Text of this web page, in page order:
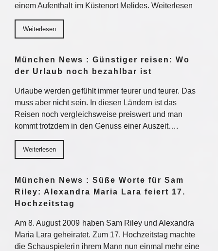
einem Aufenthalt im Küstenort Melides. Weiterlesen
Weiterlesen
München News : Günstiger reisen: Wo
der Urlaub noch bezahlbar ist
Urlaube werden gefühlt immer teurer und teurer. Das
muss aber nicht sein. In diesen Ländern ist das
Reisen noch vergleichsweise preiswert und man
kommt trotzdem in den Genuss einer Auszeit….
Weiterlesen
München News : Süße Worte für Sam
Riley: Alexandra Maria Lara feiert 17.
Hochzeitstag
Am 8. August 2009 haben Sam Riley und Alexandra
Maria Lara geheiratet. Zum 17. Hochzeitstag machte
die Schauspielerin ihrem Mann nun einmal mehr eine